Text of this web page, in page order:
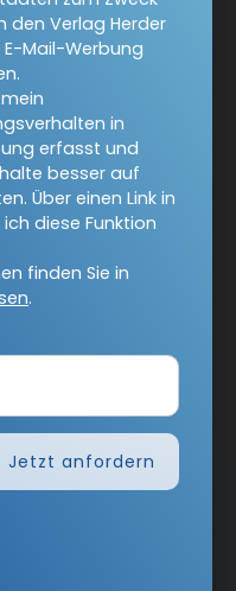
Jetzt anmelden
Impressum
den Verlag Herder
Mail-Werbung
in
erfasst und
besser auf
Über einen Link in
diese Funktion
finden Sie in
.
Jetzt anfordern